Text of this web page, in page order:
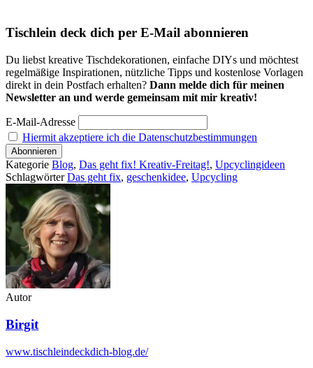
Tischlein deck dich per E-Mail abonnieren
Du liebst kreative Tischdekorationen, einfache DIYs und möchtest
regelmäßige Inspirationen, nützliche Tipps und kostenlose Vorlagen
direkt in dein Postfach erhalten? Dann melde dich für meinen
Newsletter an und werde gemeinsam mit mir kreativ!
E-Mail-Adresse
Hiermit akzeptiere ich die Datenschutzbestimmungen
Kategorie Blog, Das geht fix! Kreativ-Freitag!, Upcyclingideen
SchlagwörterDas geht fix, geschenkidee, Upcycling
Autor
Birgit
www.tischleindeckdich-blog.de/